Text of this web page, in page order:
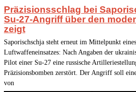
Präzisionsschlag bei
Su-27-Angriff über den
zeigt
Saporischschja steht erneut im Mittelpunkt
Luftwaffeneinsatzes: Nach Angaben der
Pilot einer Su-27 eine russische
Präzisionsbomben zerstört. Der Angriff soll
von